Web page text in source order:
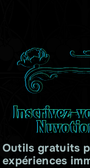
Inscrivez-
Outils gratuits
expériences